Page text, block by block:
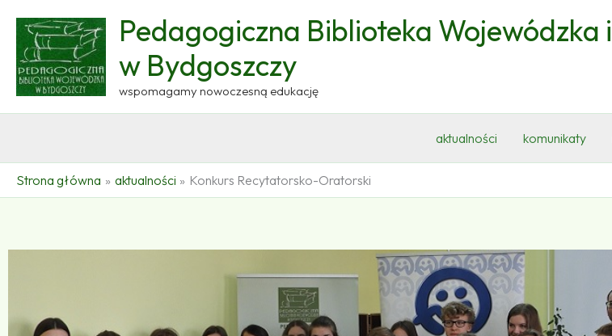
treści
Pedagogiczna Biblioteka
w Bydgoszczy
wspomagamy nowoczesną edukację
aktualności komunikaty
Strona główna aktualności Konkurs Recytatorsko-Oratorski